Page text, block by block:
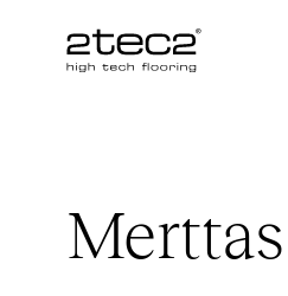
Primary
Merttas